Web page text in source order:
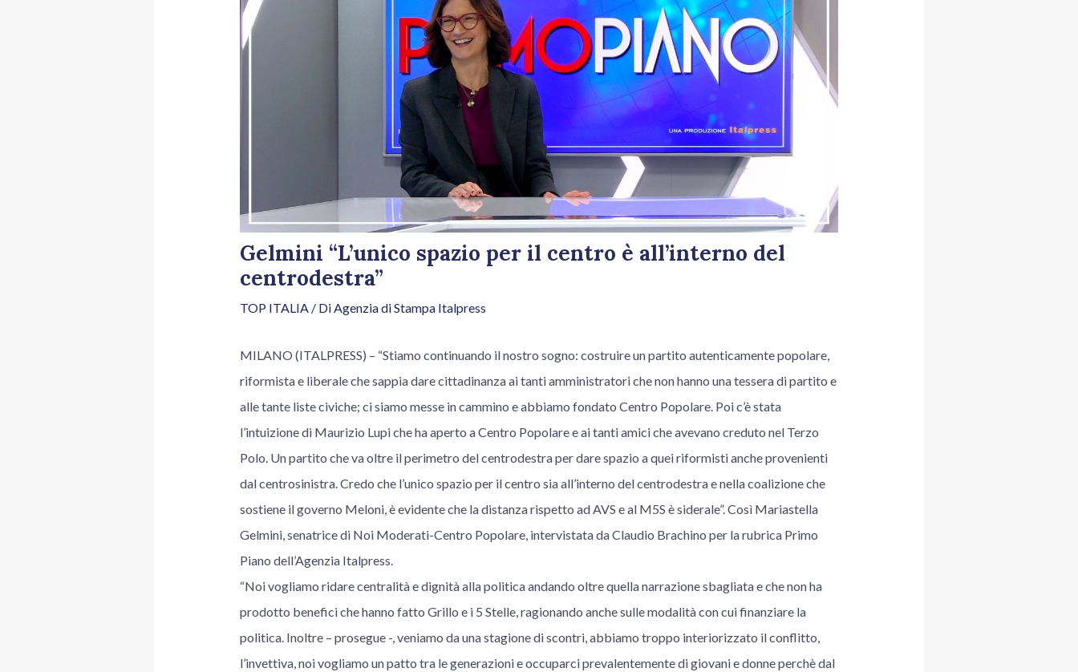
Gelmini “L’unico spazio per il centro è all’interno del
centrodestra”
TOP ITALIA/ DiAgenzia di Stampa Italpress
MILANO (ITALPRESS) – “Stiamo continuando il nostro sogno: costruire un partito autenticamente popolare,
riformista e liberale che sappia dare cittadinanza ai tanti amministratori che non hanno una tessera di partito e
alle tante liste civiche; ci siamo messe in cammino e abbiamo fondato Centro Popolare. Poi c’è stata
l’intuizione di Maurizio Lupi che ha aperto a Centro Popolare e ai tanti amici che avevano creduto nel Terzo
Polo. Un partito che va oltre il perimetro del centrodestra per dare spazio a quei riformisti anche provenienti
dal centrosinistra. Credo che l’unico spazio per il centro sia all’interno del centrodestra e nella coalizione che
sostiene il governo Meloni, è evidente che la distanza rispetto ad AVS e al M5S è siderale”. Così Mariastella
Gelmini, senatrice di Noi Moderati-Centro Popolare, intervistata da Claudio Brachino per la rubrica Primo
Piano dell’Agenzia Italpress.
“Noi vogliamo ridare centralità e dignità alla politica andando oltre quella narrazione sbagliata e che non ha
prodotto benefici che hanno fatto Grillo e i 5 Stelle, ragionando anche sulle modalità con cui finanziare la
politica. Inoltre – prosegue -, veniamo da una stagione di scontri, abbiamo troppo interiorizzato il conflitto,
l’invettiva, noi vogliamo un patto tra le generazioni e occuparci prevalentemente di giovani e donne perchè dal